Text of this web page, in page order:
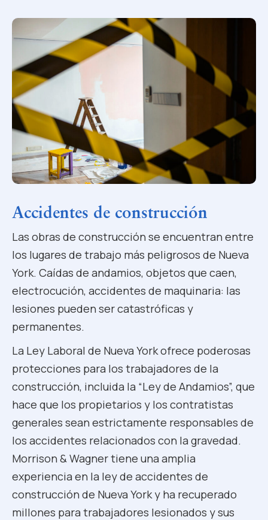
Accidentes de construcción
Las obras de construcción se encuentran entre
los lugares de trabajo más peligrosos de Nueva
York. Caídas de andamios, objetos que caen,
electrocución, accidentes de maquinaria: las
lesiones pueden ser catastróficas y
permanentes.
La Ley Laboral de Nueva York ofrece poderosas
protecciones para los trabajadores de la
construcción, incluida la “Ley de Andamios”, que
hace que los propietarios y los contratistas
generales sean estrictamente responsables de
los accidentes relacionados con la gravedad.
Morrison & Wagner tiene una amplia
experiencia en la ley de accidentes de
construcción de Nueva York y ha recuperado
millones para trabajadores lesionados y sus